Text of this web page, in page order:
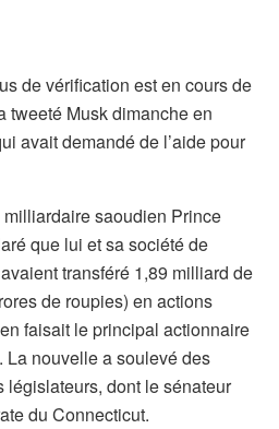
de vérification est en cours de
tweeté Musk dimanche en
avait demandé de l’aide pour
saoudien Prince
que lui et sa société de
transféré 1,89 milliard de
de roupies) en actions
faisait le principal actionnaire
La nouvelle a soulevé des
législateurs, dont le sénateur
du Connecticut.